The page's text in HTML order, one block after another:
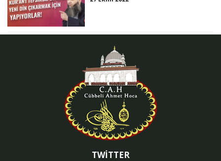
TWİTTER